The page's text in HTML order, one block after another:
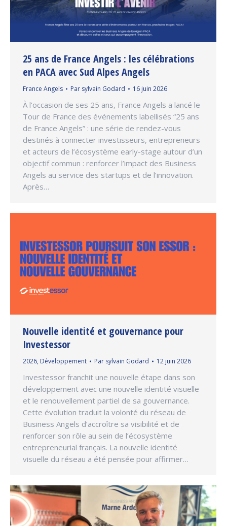
25 ans de France Angels : les célébrations
en PACA avec Sud Alpes Angels
France Angels Par sylvain Godard 16 juin 2026
À l’occasion de ses 25 ans, France Angels a lancé le
Tour de France des événements labellisés “25 ans
de France Angels” : une série de rendez-vous
destinés à connecter investisseurs, entrepreneurs
et acteurs de l’écosystème early-stage autour d’un
objectif commun : renforcer l’impact des Business
Angels au service des startups et de l’innovation.
Après…
Nouvelle identité et gouvernance pour
Investessor
2026, Développement Par sylvain Godard 12 juin 2026
Investessor franchit une nouvelle étape dans son
développement avec une nouvelle identité visuelle
et le renouvellement partiel de sa gouvernance.
Cette évolution traduit la volonté du réseau de
Business Angels d’accroître sa visibilité et de
renforcer son rôle au sein de l’écosystème
entrepreneurial français. La nouvelle identité
visuelle du réseau a été pensée pour affirmer…